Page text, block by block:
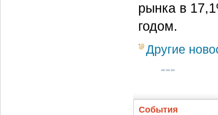
рынка в
годом.
Другие
События